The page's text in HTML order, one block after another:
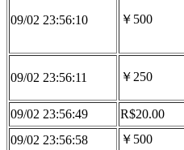
09/02 23:56:10 ￥500
09/02 23:56:11 ￥250
09/02 23:56:49 R$20.00
09/02 23:56:58
￥500